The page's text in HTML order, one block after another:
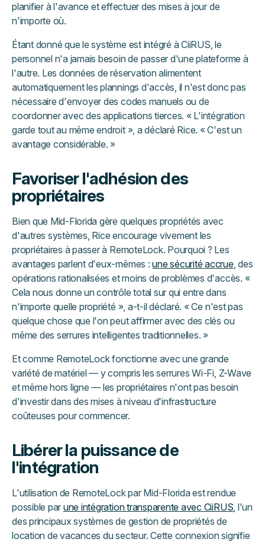
planifier à l'avance et effectuer des mises à jour de
n'importe où.
Étant donné que le système est intégré à CiiRUS, le
personnel n'a jamais besoin de passer d'une plateforme à
l'autre. Les données de réservation alimentent
automatiquement les plannings d'accès, il n'est donc pas
nécessaire d'envoyer des codes manuels ou de
coordonner avec des applications tierces. « L'intégration
garde tout au même endroit », a déclaré Rice. « C'est un
avantage considérable. »
Favoriser l'adhésion des
propriétaires
Bien que Mid-Florida gère quelques propriétés avec
d'autres systèmes, Rice encourage vivement les
propriétaires à passer à RemoteLock. Pourquoi ? Les
avantages parlent d'eux-mêmes :une sécurité accrue, des
opérations rationalisées et moins de problèmes d'accès. «
Cela nous donne un contrôle total sur qui entre dans
n'importe quelle propriété », a-t-il déclaré. « Ce n'est pas
quelque chose que l'on peut affirmer avec des clés ou
même des serrures intelligentes traditionnelles. »
Et comme RemoteLock fonctionne avec une grande
variété de matériel — y compris les serrures Wi-Fi, Z-Wave
et même hors ligne — les propriétaires n'ont pas besoin
d'investir dans des mises à niveau d'infrastructure
coûteuses pour commencer.
Libérer la puissance de
l'intégration
L'utilisation de RemoteLock par Mid-Florida est rendue
possible par une intégration transparente avec CiiRUS , l'un
des principaux systèmes de gestion de propriétés de
location de vacances du secteur. Cette connexion signifie